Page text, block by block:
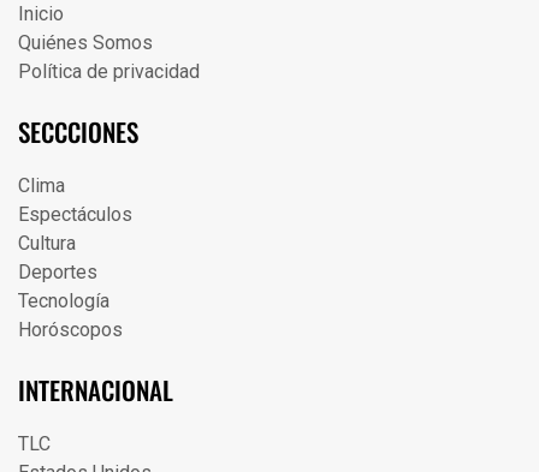
Inicio
Quiénes Somos
Política de privacidad
SECCCIONES
Clima
Espectáculos
Cultura
Deportes
Tecnología
Horóscopos
INTERNACIONAL
TLC